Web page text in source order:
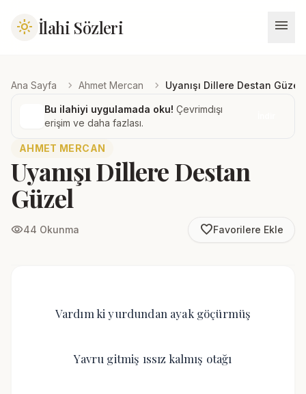
light_mode İlahi Sözleri menu
Ana Sayfa chevron_right Ahmet Mercan chevron_right Uyanışı Dillere Destan Güzel
Bu ilahiyi uygulamada oku! Çevrimdışı
erişim ve daha fazlası.
AHMET MERCAN
Uyanışı Dillere Destan
Güzel
visibility44 Okunma favorite_borderFavorilere Ekle
Vardım ki yurdundan ayak göçürmüş
Yavru gitmiş ıssız kalmış otağı